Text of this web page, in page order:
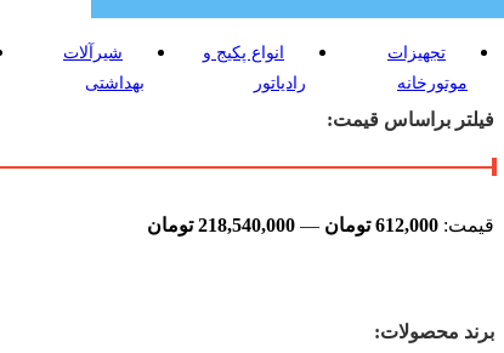
تجهیزات
موتورخانه
انواع پکیج و
رادیاتور
شیرآلات
بهداشتی
فیلتر براساس قیمت:
حداقل
حداکثر
قیمت: 612,000 تومان — 218,540,000 تومان
برند محصولات: